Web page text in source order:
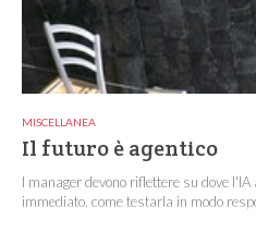
MISCELLANEA
Il futuro è agentico
I manager devono riflettere su dove
immediato, come testarla in modo